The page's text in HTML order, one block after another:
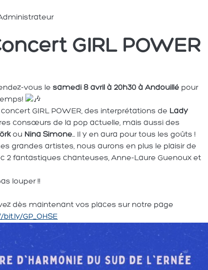
GIRL POWER
vous lesamedi 8 avril à 20h30 à Andouillé pour
GIRL POWER, des interprétations de Lady
consœurs de la pop actuelle, mais aussi des
ou Nina Simone… Il y en aura pour tous les goûts !
grandes artistes, nous aurons en plus le plaisir de
2 fantastiques chanteuses, Anne-Laure Guenoux et
louper !!
dès maintenant vos places sur notre page
GP_OHSE